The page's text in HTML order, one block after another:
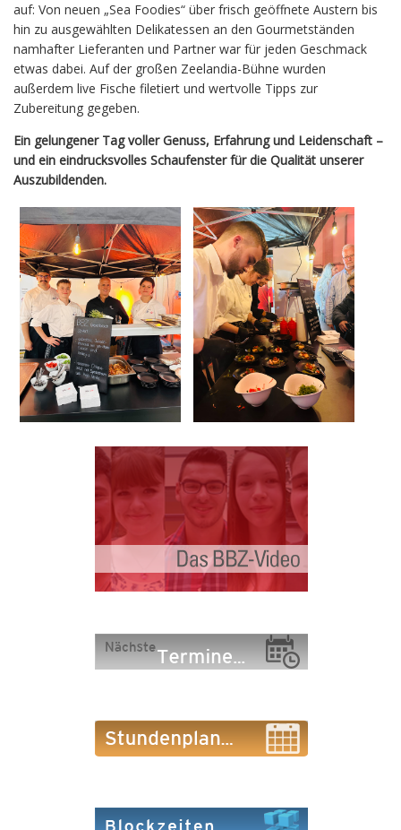
auf: Von neuen „Sea Foodies“ über frisch geöffnete Austern bis
hin zu ausgewählten Delikatessen an den Gourmetständen
namhafter Lieferanten und Partner war für jeden Geschmack
etwas dabei. Auf der großen Zeelandia-Bühne wurden
außerdem live Fische filetiert und wertvolle Tipps zur
Zubereitung gegeben.
Ein gelungener Tag voller Genuss, Erfahrung und Leidenschaft –
und ein eindrucksvolles Schaufenster für die Qualität unserer
Auszubildenden.